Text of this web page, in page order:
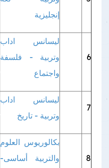
إنجليزية
6
ليسانس اداب
وتربية - فلسفة
واجتماع
7
ليسانس اداب
وتربية - تاريخ
8
بكالوريوس العلوم
والتربية أساسى-